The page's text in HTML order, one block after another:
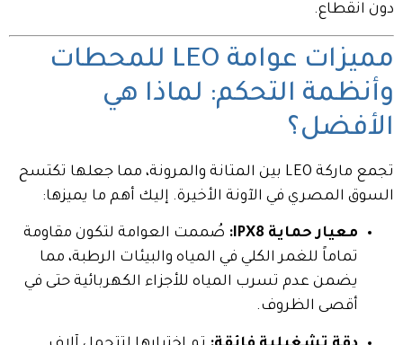
دون انقطاع.
مميزات عوامة LEO للمحطات
وأنظمة التحكم: لماذا هي
الأفضل؟
تجمع ماركة LEO بين المتانة والمرونة، مما جعلها تكتسح
السوق المصري في الآونة الأخيرة. إليك أهم ما يميزها:
معيار حماية IPX8:
صُممت العوامة لتكون مقاومة
تماماً للغمر الكلي في المياه والبيئات الرطبة، مما
يضمن عدم تسرب المياه للأجزاء الكهربائية حتى في
أقصى الظروف.